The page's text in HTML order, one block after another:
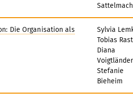
Die Organisation als
Sylvia
Tobias Rast
Diana
Voigtländer
Stefanie
Bieheim